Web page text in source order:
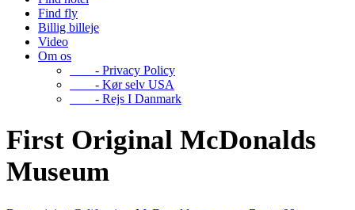
Find fly
Billig billeje
Video
Om os
- Privacy Policy
- Kør selv USA
- Rejs I Danmark
First Original McDonalds
Museum